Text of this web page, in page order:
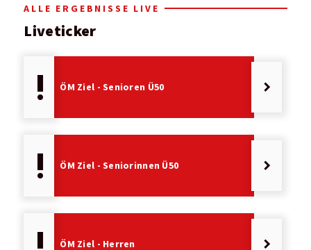
ALLE ERGEBNISSE LIVE
Liveticker
priority_high ÖM Ziel - Senioren Ü50 keyboard_arrow_right
priority_high ÖM Ziel - Seniorinnen Ü50 keyboard_arrow_right
ÖM Ziel - Herren keyboard_arrow_right